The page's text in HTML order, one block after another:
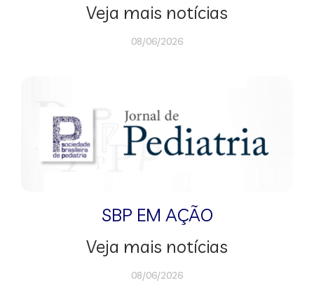
Veja mais notícias
08/06/2026
SBP EM AÇÃO
Veja mais notícias
08/06/2026